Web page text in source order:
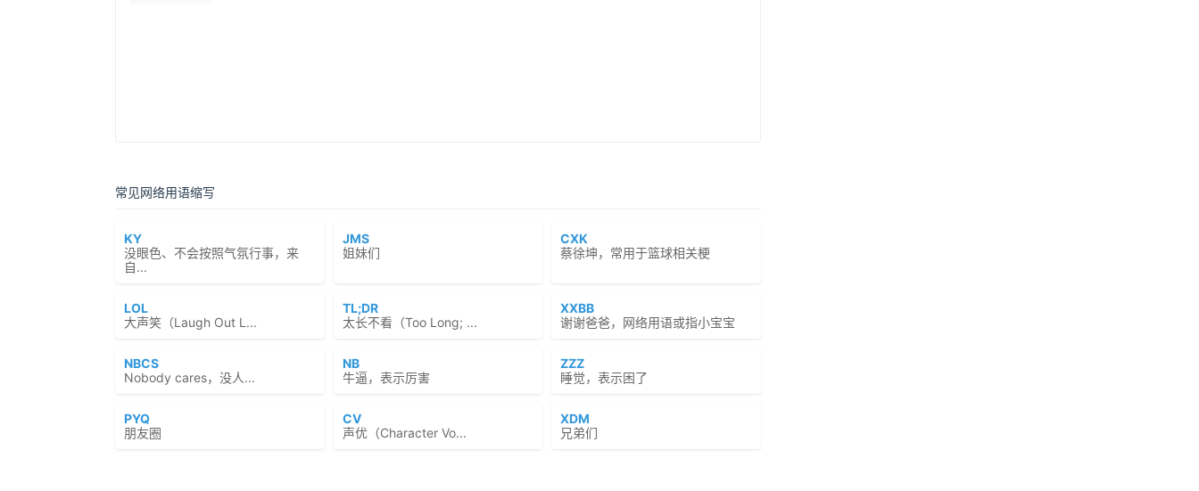
常见网络用语缩写
KY
没眼色、不会按照气氛行事，来
自...
JMS
姐妹们
CXK
蔡徐坤，常用于篮球相关梗
LOL
大声笑（Laugh Out L...
TL;DR
太长不看（Too Long; ...
XXBB
谢谢爸爸，网络用语或指小宝宝
NBCS
Nobody cares，没人...
NB
牛逼，表示厉害
ZZZ
睡觉，表示困了
PYQ
朋友圈
CV
声优（Character Vo...
XDM
兄弟们